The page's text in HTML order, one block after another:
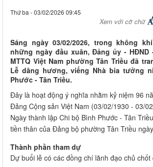
Thứ ba - 03/02/2026 09:45
Xem với cỡ chữ
Sáng ngày 03/02/2026, trong không
những ngày đầu xuân, Đảng ủy - HĐND
MTTQ Việt Nam phường Tân Triều đã
Lễ dâng hương, viếng Nhà bia tưởng
Phước - Tân Triều.
Đây là hoạt động ý nghĩa nhằm kỷ niệm 96
Đảng Cộng sản Việt Nam (03/02/1930 - 03/
Ngày thành lập Chi bộ Bình Phước - Tân
tiền thân của Đảng bộ phường Tân Triều
Thành phần tham dự
Dự buổi lễ có các đồng chí lãnh đạo chủ